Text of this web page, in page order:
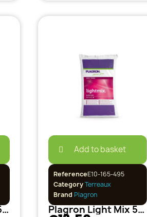
Plagron Grow Mix 50L
Add to basket
ReferenceE10-165-495
CategoryTerreaux
Brand Plagron
Plagron Light Mix 50L